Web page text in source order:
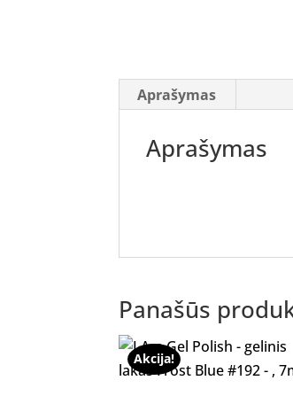
Aprašymas
Aprašymas
Panašūs
Akcija!